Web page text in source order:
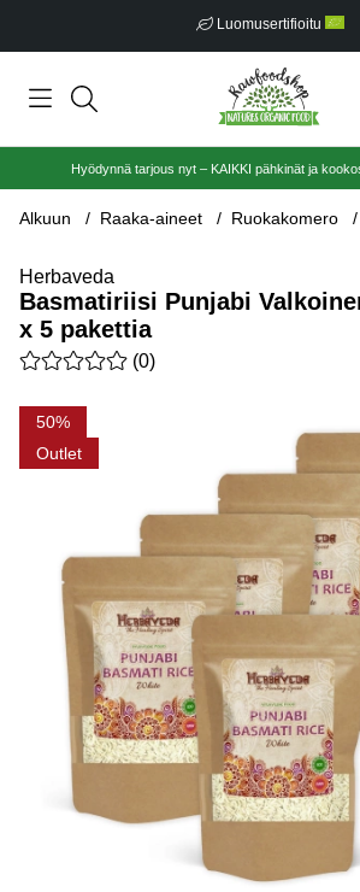
Ilmainen toimitus alkaen
Hyödynnä tarjous nyt – KAIKKI pähkinät ja
Alkuun Raaka-aineet Ruokakomero
Herbaveda
Basmatiriisi Punjabi
x 5 pakettia
Keskiarvoluokitus 0 / 5 Arvioiden määrä
(0)
50
Outlet
Tuotekuvat Basmatiriisi Punjabi